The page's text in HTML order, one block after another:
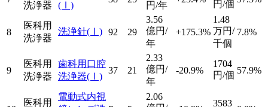
洗浄器
(Ⅰ)
円/年
円/個
8
医科用
洗浄器
洗浄針(Ⅰ) 92 29
3.56
億円/
年
+175.3%
1.48
万円/
千個
7.8%
9
医科用
洗浄器
歯科用口腔
洗浄器(Ⅰ)
37 21
2.33
億円/
年
-20.9%
1704
円/個 57.9%
医科用
電動式内視
2.06
3583